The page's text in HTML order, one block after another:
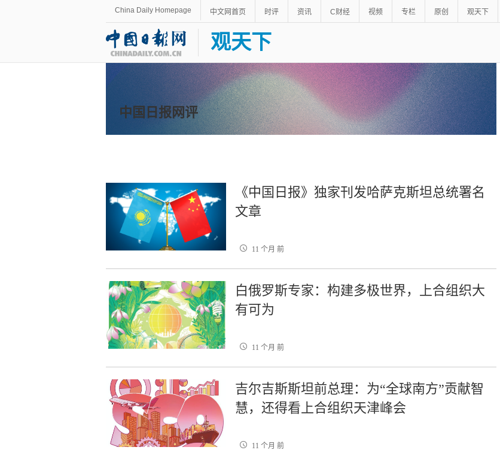
China Daily Homepage 中文网首页 时评 资讯 C财经 视频 专栏 原创 观天下
观天下
中国日报网评
《中国日报》独家刊发哈萨克斯坦总统署名
文章
11 个月 前
白俄罗斯专家：构建多极世界，上合组织大
有可为
11 个月 前
吉尔吉斯斯坦前总理：为“全球南方”贡献智
慧，还得看上合组织天津峰会
11 个月 前